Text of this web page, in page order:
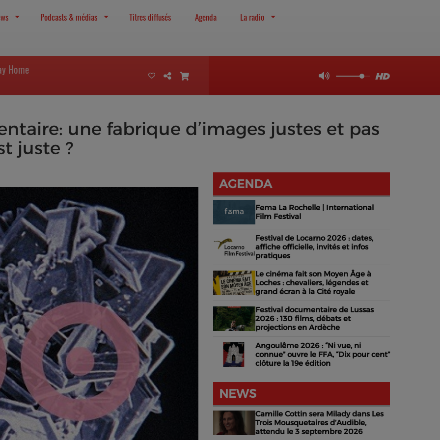
Podcasts & médias Titres diffusés Agenda La radio
Home
une fabrique d’images justes et pas
juste ?
AGENDA
Fema La Rochelle | International
Film Festival
Festival de Locarno 2026 : dates,
affiche officielle, invités et infos
pratiques
Le cinéma fait son Moyen Âge à
Loches : chevaliers, légendes et
grand écran à la Cité royale
Festival documentaire de Lussas
2026 : 130 films, débats et
projections en Ardèche
Angoulême 2026 : “Ni vue, ni
connue” ouvre le FFA, “Dix pour cent”
clôture la 19e édition
NEWS
Camille Cottin sera Milady dans Les
Trois Mousquetaires d’Audible,
attendu le 3 septembre 2026